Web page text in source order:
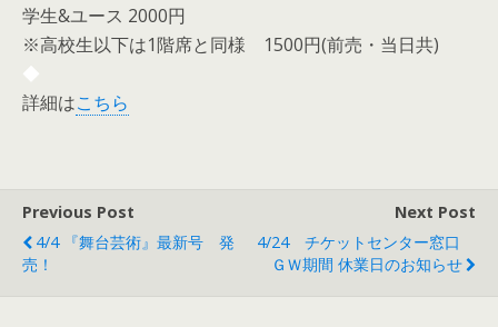
学生&ユース 2000円
※高校生以下は1階席と同様 1500円(前売・当日共)
◆
詳細はこちら
Previous Post
4/4 『舞台芸術』最新号 発
売！
Next Post
4/24 チケットセンター窓口
ＧＷ期間 休業日のお知らせ